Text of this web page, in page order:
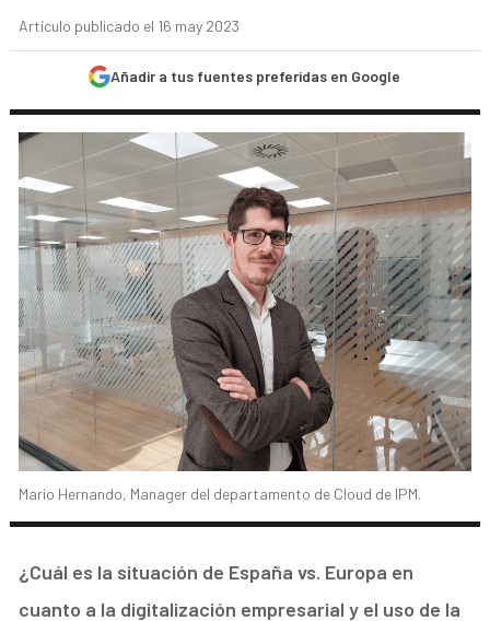
Artículo publicado el 16 may 2023
Añadir a tus fuentes preferidas en Google
Mario Hernando, Manager del departamento de Cloud de IPM.
¿Cuál es la situación de España vs. Europa en
cuanto a la digitalización empresarial y el uso de la